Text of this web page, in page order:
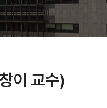
이 교수)